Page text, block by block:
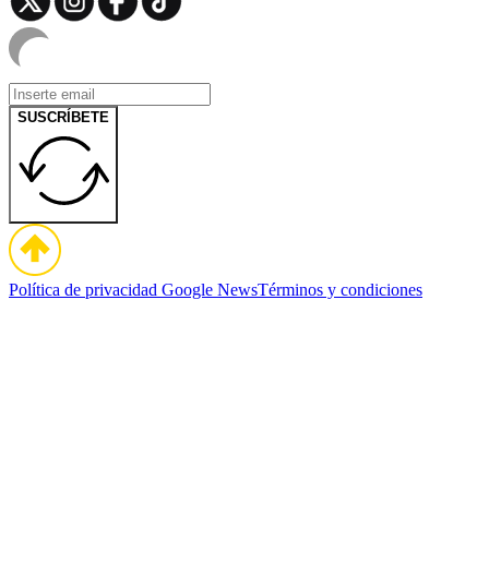
SUSCRÍBETE
Política de privacidad Google NewsTérminos y condiciones